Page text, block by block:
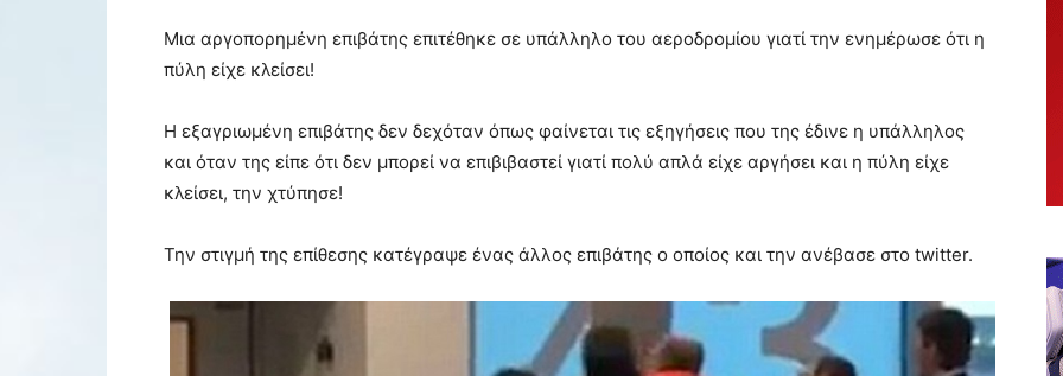
Μια αργοπορημένη επιβάτης επιτέθηκε σε υπάλληλο του αεροδρομίου γιατί την ενημέρωσε ότι η
πύλη είχε κλείσει!
Η εξαγριωμένη επιβάτης δεν δεχόταν όπως φαίνεται τις εξηγήσεις που της έδινε η υπάλληλος
και όταν της είπε ότι δεν μπορεί να επιβιβαστεί γιατί πολύ απλά είχε αργήσει και η πύλη είχε
κλείσει, την χτύπησε!
Την στιγμή της επίθεσης κατέγραψε ένας άλλος επιβάτης ο οποίος και την ανέβασε στο twitter.